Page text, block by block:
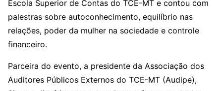
Escola Superior de Contas do TCE-MT e contou com
palestras sobre autoconhecimento, equilíbrio nas
relações, poder da mulher na sociedade e controle
financeiro.
Parceira do evento, a presidente da Associação dos
Auditores Públicos Externos do TCE-MT (Audipe),